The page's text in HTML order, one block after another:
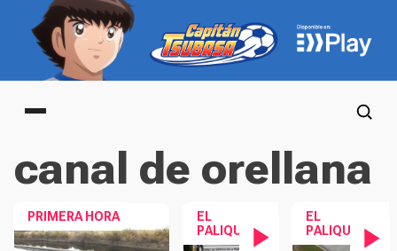
Main menu
canal de orellana
PRIMERA HORA
EL
PALIQUEO
EL
PALIQUEO